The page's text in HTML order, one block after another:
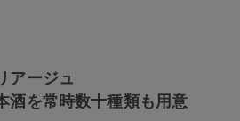
アージュ
酒を常時数十種類も用意